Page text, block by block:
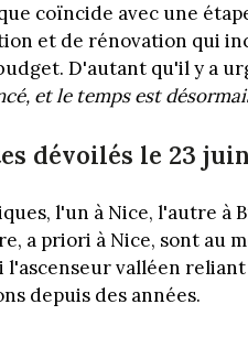
coïncide avec une
et de rénovation qui
D'autant qu'il y a
et le temps est
dévoilés le 23 juin
l'un à Nice, l'autre à
a priori à Nice, sont au
l'ascenseur valléen
depuis des années.